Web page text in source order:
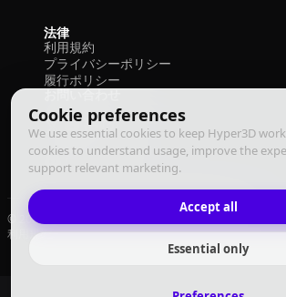
Cookie preferences
We use essential cookies to keep Hyper3D
cookies to understand usage, improve the
support relevant marketing.
Accept all
Essential only
法律
利用規約
プライバシーポリシー
履行ポリシー
お問い合わせ
© 2026 Deemos Corporation. All rights reserved
利用規約プライバシーポリシー履行ポリシー